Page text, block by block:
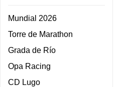
Mundial 2026
Torre de Marathon
Grada de Río
Opa Racing
CD Lugo